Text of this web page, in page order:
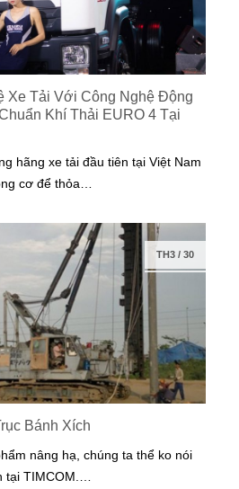
Xe Tải Với Công Nghệ Động
Khí Thải EURO 4 Tại
hãng xe tải đầu tiên tại Việt Nam
cơ để thỏa…
TH3/ 30
Bánh Xích
nâng hạ, chúng ta thể ko nói
tại TIMCOM.…